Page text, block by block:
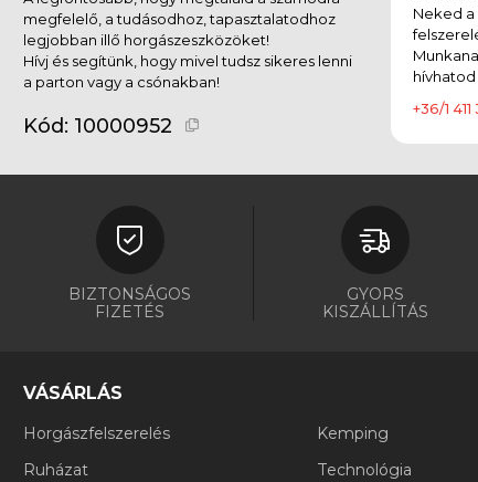
megfelelő, a tudásodhoz, tapasztalatodhoz
legjobban illő horgászeszközöket!
Hívj és segítünk, hogy mivel tudsz sikeres lenni
a parton vagy a csónakban!
Kód: 10000952
Neked a
hívhatod
+36/1 411
BIZTONSÁGOS
FIZETÉS
GYORS
KISZÁLLÍTÁS
VÁSÁRLÁS
Horgászfelszerelés
Ruházat
Kemping
Technológia